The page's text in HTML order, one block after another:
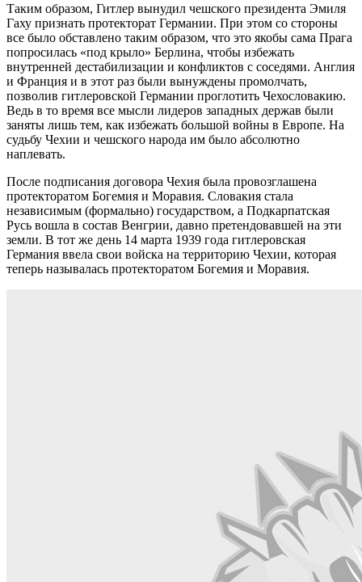
Таким образом, Гитлер вынудил чешского президента Эмиля
Гаху признать протекторат Германии. При этом со стороны
все было обставлено таким образом, что это якобы сама Прага
попросилась «под крыло» Берлина, чтобы избежать
внутренней дестабилизации и конфликтов с соседями. Англия
и Франция и в этот раз были вынуждены промолчать,
позволив гитлеровской Германии проглотить Чехословакию.
Ведь в то время все мысли лидеров западных держав были
заняты лишь тем, как избежать большой войны в Европе. На
судьбу Чехии и чешского народа им было абсолютно
наплевать.
После подписания договора Чехия была провозглашена
протекторатом Богемия и Моравия. Словакия стала
независимым (формально) государством, а Подкарпатская
Русь вошла в состав Венгрии, давно претендовавшей на эти
земли. В тот же день 14 марта 1939 года гитлеровская
Германия ввела свои войска на территорию Чехии, которая
теперь называлась протекторатом Богемия и Моравия.